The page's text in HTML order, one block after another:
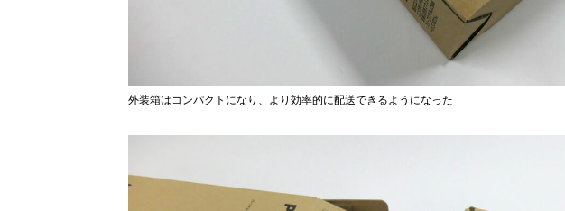
外装箱はコンパクトになり、より効率的に配送できるようになった